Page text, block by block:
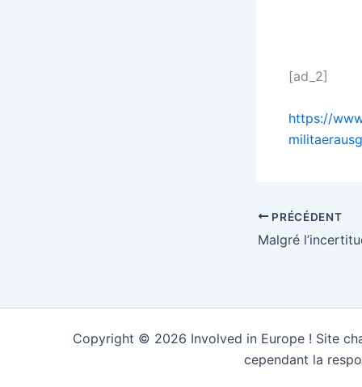
[ad_2]
https://
PRÉCÉDENT
Copyright © 2026 Involved in Europe ! Site
cependant la